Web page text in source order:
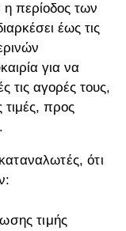
η περίοδος των
έως τις
για να
τις αγορές τους,
τιμές, προς
ότι
τιμής